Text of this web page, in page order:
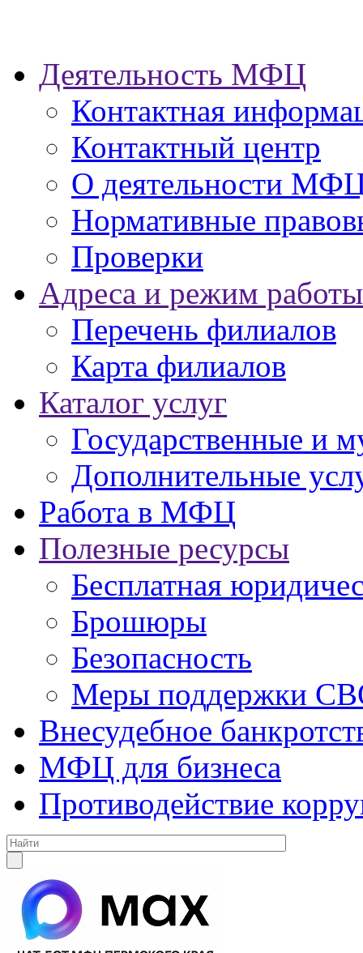
Деятельность МФЦ
Контактная
Контактный центр
О деятельности
Нормативные
Проверки
Адреса и режим работы
Перечень филиалов
Карта филиалов
Каталог услуг
Государственные и
Дополнительные
Работа в МФЦ
Полезные ресурсы
Бесплатная
Брошюры
Безопасность
Меры поддержки
Внесудебное
МФЦ для бизнеса
Противодействие